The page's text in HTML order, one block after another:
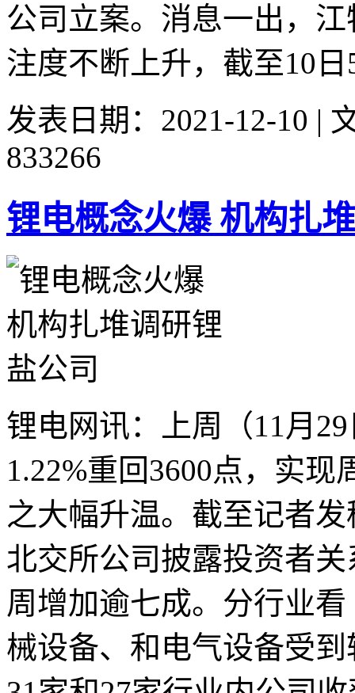
公司立案。消息一出，
注度不断上升，截至10
发表日期：2021-12-10 |
833266
锂电概念火爆 机构扎
锂电网讯：上周（11月
1.22%重回3600点，实
之大幅升温。截至记者
北交所公司披露投资者
周增加逾七成。分行业
械设备、和电气设备受